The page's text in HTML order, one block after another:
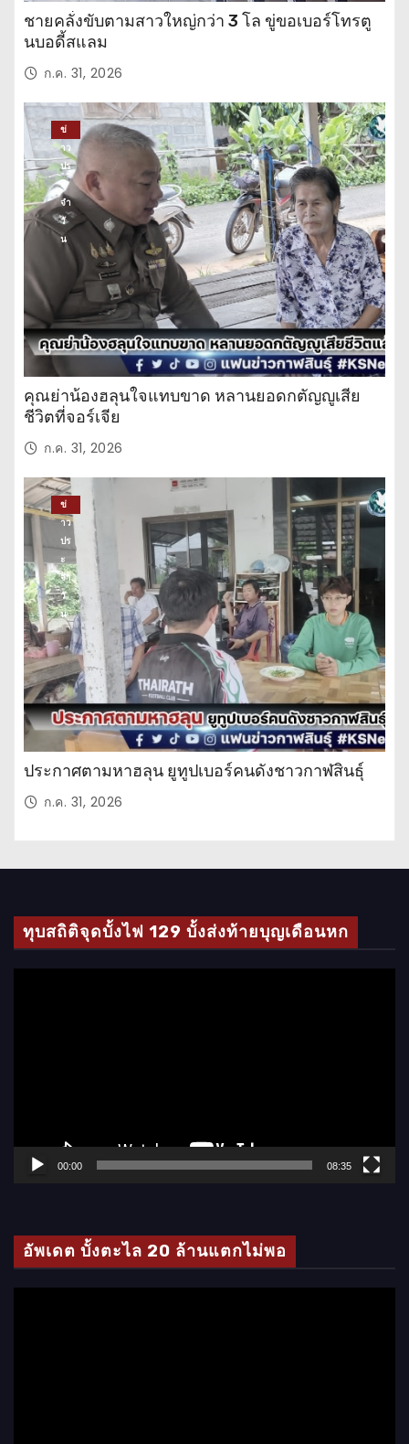
ชายคลั่งขับตามสาวใหญ่กว่า 3 โล ขู่ขอเบอร์โทรตู
นบอดี้สแลม
ก.ค. 31, 2026
ข่
าว
ปร
ะ
จำ
วั
น
คุณย่าน้องฮลุนใจแทบขาด หลานยอดกตัญญูเสีย
ชีวิตที่จอร์เจีย
ก.ค. 31, 2026
ข่
าว
ปร
ะ
จำ
วั
น
ประกาศตามหาฮลุน ยูทูปเบอร์คนดังชาวกาฬสินธุ์
ก.ค. 31, 2026
ทุบสถิติจุดบั้งไฟ 129 บั้งส่งท้ายบุญเดือนหก
โ
00:00 08:35
อัพเดต บั้งตะไล 20 ล้านแตกไม่พอ